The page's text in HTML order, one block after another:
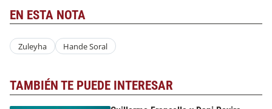
EN ESTA NOTA
Zuleyha Hande Soral
TAMBIÉN TE PUEDE INTERESAR